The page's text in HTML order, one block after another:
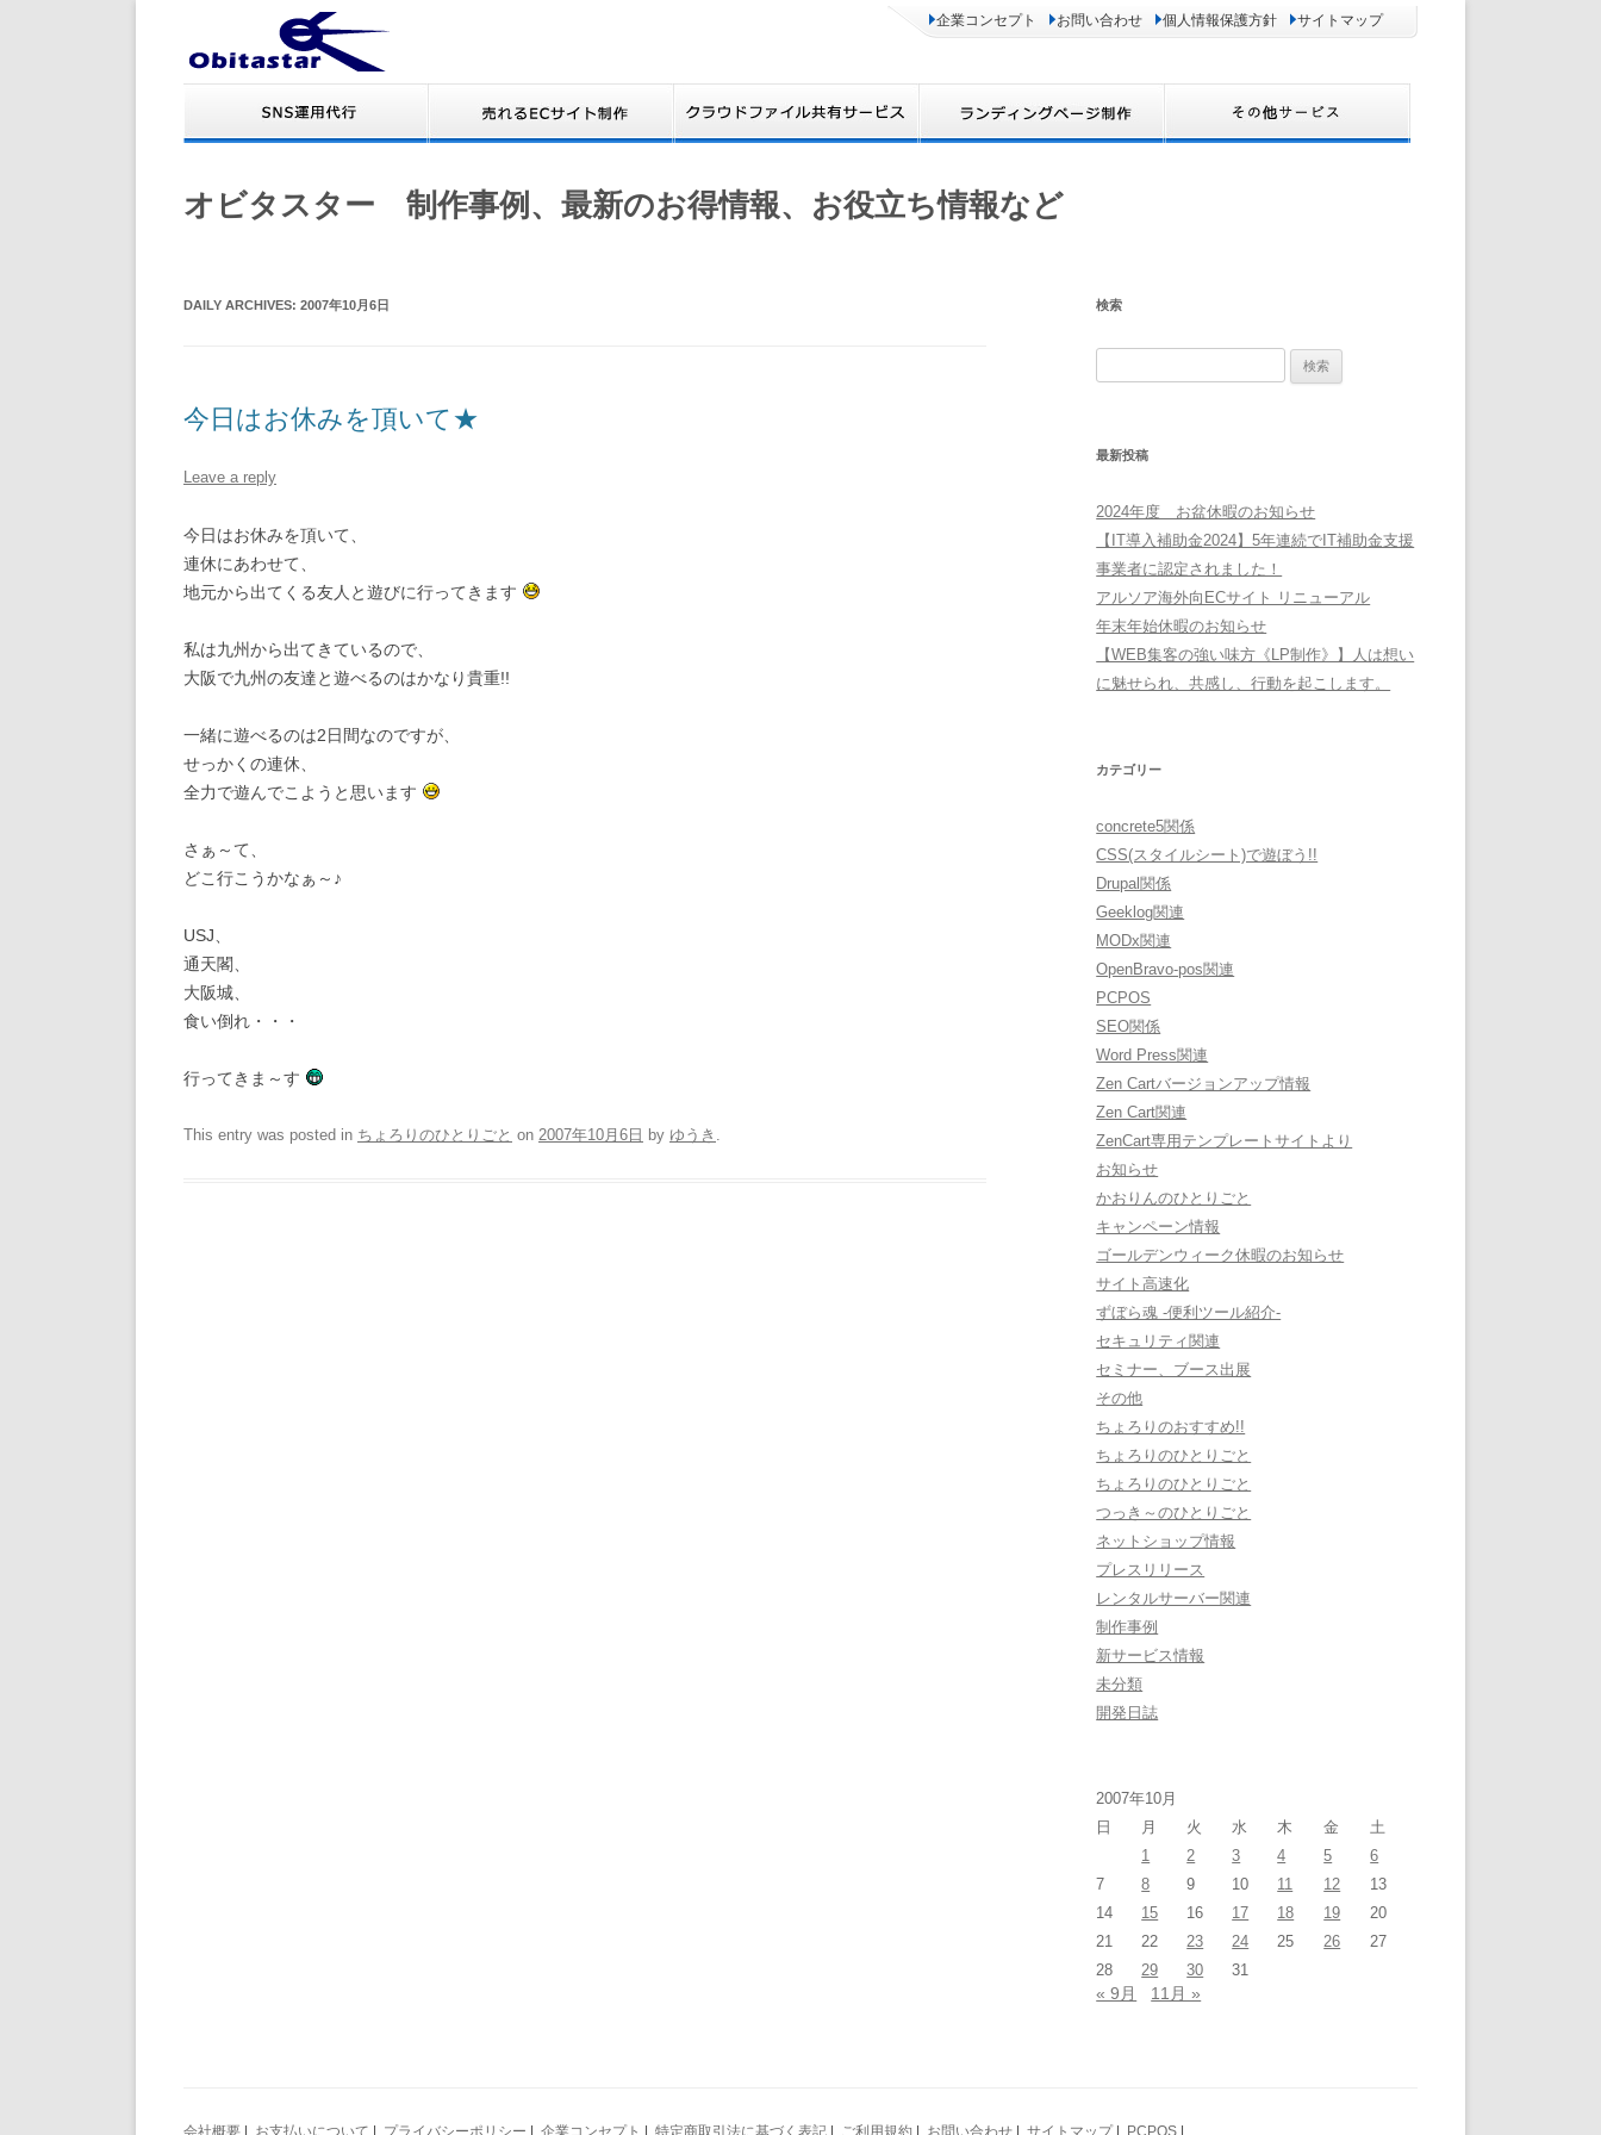
企業コンセプト お問い合わせ 個人情報保護方針 サイトマップ
オビタスター 制作事例、最新のお得情報、お役立ち情報など
DAILY ARCHIVES: 2007年10月6日
今日はお休みを頂いて★
Leave a reply
今日はお休みを頂いて、
連休にあわせて、
地元から出てくる友人と遊びに行ってきます
私は九州から出てきているので、
大阪で九州の友達と遊べるのはかなり貴重!!
一緒に遊べるのは2日間なのですが、
せっかくの連休、
全力で遊んでこようと思います
さぁ～て、
どこ行こうかなぁ～♪
USJ、
通天閣、
大阪城、
食い倒れ・・・
行ってきま～す
This entry was posted in ちょろりのひとりごと on 2007年10月6日 by ゆうき .
検索
最新投稿
2024年度 お盆休暇のお知らせ
【IT導入補助金2024】5年連続でIT補助金支援
事業者に認定されました！
アルソア海外向ECサイト リニューアル
年末年始休暇のお知らせ
【WEB集客の強い味方《LP制作》】人は想い
に魅せられ、共感し、行動を起こします。
カテゴリー
concrete5関係
CSS(スタイルシート)で遊ぼう!!
Drupal関係
Geeklog関連
MODx関連
OpenBravo-pos関連
PCPOS
SEO関係
Word Press関連
Zen Cartバージョンアップ情報
Zen Cart関連
ZenCart専用テンプレートサイトより
お知らせ
かおりんのひとりごと
キャンペーン情報
ゴールデンウィーク休暇のお知らせ
サイト高速化
ずぼら魂 -便利ツール紹介-
セキュリティ関連
セミナー、ブース出展
その他
ちょろりのおすすめ!!
ちょろりのひとりごと
ちょろりのひとりごと
つっき～のひとりごと
ネットショップ情報
プレスリリース
レンタルサーバー関連
制作事例
新サービス情報
未分類
開発日誌
2007年10月
日
月 火 水 木 金
土
1
2 3 4 5
6
7
8 9 10 11 12
13
14
15 16 17 18 19
20
21
22 23 24 25 26
27
28
29 30 31
« 9月 11月 »
会社概要 お支払いについて プライバシーポリシー 企業コンセプト 特定商取引法に基づく表記 ご利用規約 お問い合わせ サイトマップ| PCPOS